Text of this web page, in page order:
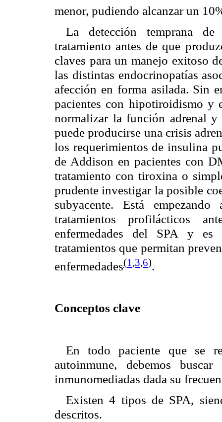
menor, pudiendo alcanzar un
La detección temprana
tratamiento antes de que
claves para un manejo exitoso
las distintas endocrinopatías
afección en forma asilada. Sin
pacientes con hipotiroidismo y
normalizar la función adrenal
puede producirse una crisis
los requerimientos de insulina
de Addison en pacientes con
tratamiento con tiroxina o
prudente investigar la posible
subyacente. Está
tratamientos profilácticos
enfermedades del SPA y
tratamientos que permitan
enfermedades(1 ,3,6).
Conceptos clave
En todo paciente que se
autoinmune, debemos
inmunomediadas dada su
Existen 4 tipos de SPA,
descritos.